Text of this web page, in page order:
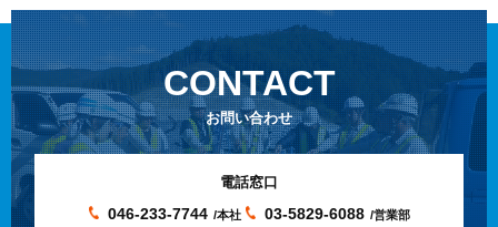
CONTACT
お問い合わせ
電話窓口
046-233-7744 /本社 03-5829-6088 /営業部